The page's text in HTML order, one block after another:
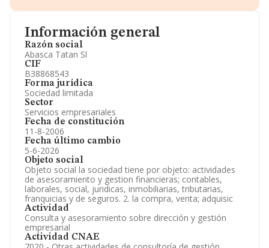
Información general
Razón social
Abasca Tatan Sl
CIF
B38868543
Forma jurídica
Sociedad limitada
Sector
Servicios empresariales
Fecha de constitución
11-8-2006
Fecha último cambio
5-6-2026
Objeto social
Objeto social la sociedad tiene por objeto: actividades
de asesoramiento y gestion financieras; contables,
laborales, social, juridicas, inmobiliarias, tributarias,
franquicias y de seguros. 2. la compra, venta; adquisic
Actividad
Consulta y asesoramiento sobre dirección y gestión
empresarial
Actividad CNAE
Información oficial y registral complementaria.